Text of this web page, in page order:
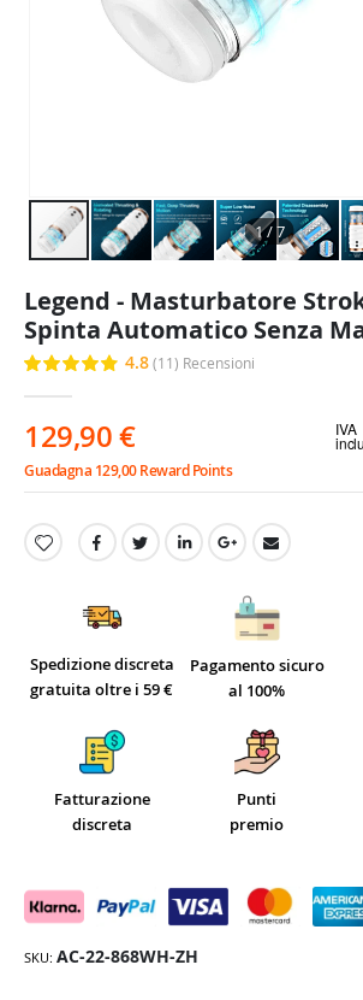
1 / 7
all'inizio
della
galleria
di
immagini
Legend - Masturbatore
Spinta Automatico Senza
Valutazione: 4.8 (11) Recensioni
129,90 €
Guadagna 129,00 Reward Points
IVA
Spedizione discreta
gratuita oltre i 59 €
Pagamento sicuro
al 100%
Fatturazione
discreta
Punti
premio
SKU AC-22-868WH-ZH